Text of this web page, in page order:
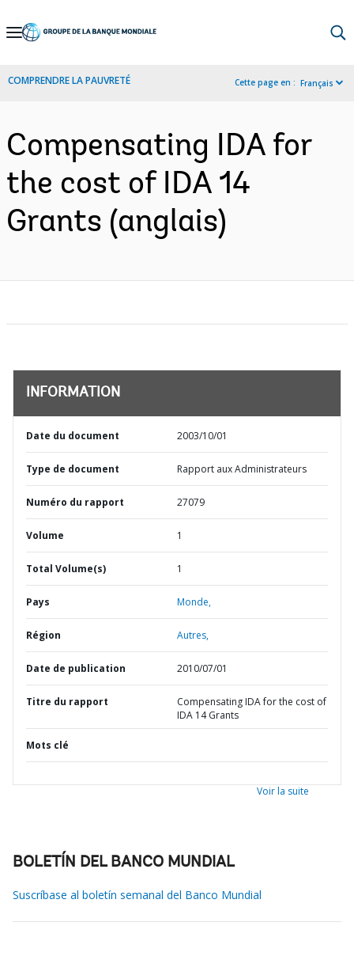
Skip
Navigation
COMPRENDRE LA PAUVRETÉ Cette page en : Français
Compensating IDA for
the cost of IDA 14
Grants (anglais)
INFORMATION
Date du document 2003/10/01
Type de document Rapport aux Administrateurs
Numéro du rapport 27079
Volume 1
Total Volume(s) 1
Pays Monde,
Région Autres,
Date de publication 2010/07/01
Titre du rapport
Compensating IDA for the cost of
IDA 14 Grants
Mots clé
Voir la suite
BOLETÍN DEL BANCO MUNDIAL
Suscríbase al boletín semanal del Banco Mundial